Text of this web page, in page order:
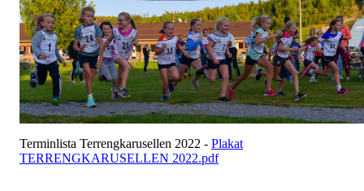
Terminlista Terrengkarusellen 2022 - Plakat
TERRENGKARUSELLEN 2022.pdf